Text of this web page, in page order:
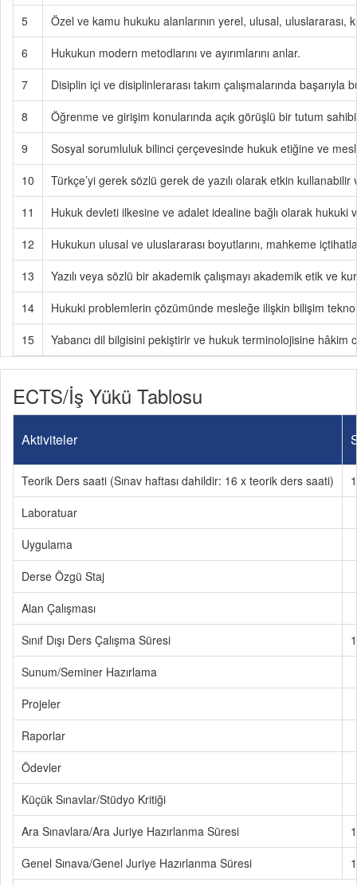
5
Özel ve kamu hukuku alanlarının yerel, ulusal, uluslararası,
6
Hukukun modern metodlarını ve ayırımlarını anlar.
7
Disiplin içi ve disiplinlerarası takım çalışmalarında başarıyla
8
Öğrenme ve girişim konularında açık görüşlü bir tutum
9
Sosyal sorumluluk bilinci çerçevesinde hukuk etiğine ve
10
Türkçe’yi gerek sözlü gerek de yazılı olarak etkin
11
Hukuk devleti ilkesine ve adalet idealine bağlı olarak hukuki
12
Hukukun ulusal ve uluslararası boyutlarını, mahkeme
13
Yazılı veya sözlü bir akademik çalışmayı akademik etik ve
14
Hukuki problemlerin çözümünde mesleğe ilişkin bilişim
15
Yabancı dil bilgisini pekiştirir ve hukuk terminolojisine hâkim
ECTS/İş Yükü Tablosu
Aktiviteler
Teorik Ders saati (Sınav haftası dahildir: 16 x teorik ders saati)
Laboratuar
Uygulama
Derse Özgü Staj
Alan Çalışması
Sınıf Dışı Ders Çalışma Süresi
Sunum/Seminer Hazırlama
Projeler
Raporlar
Ödevler
Küçük Sınavlar/Stüdyo Kritiği
Ara Sınavlara/Ara Juriye Hazırlanma Süresi
1
Genel Sınava/Genel Juriye Hazırlanma Süresi
1